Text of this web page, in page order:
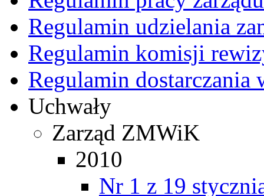
Regulamin udzielania
Regulamin komisji
Regulamin
Uchwały
Zarząd ZMWiK
2010
Nr 1 z 19